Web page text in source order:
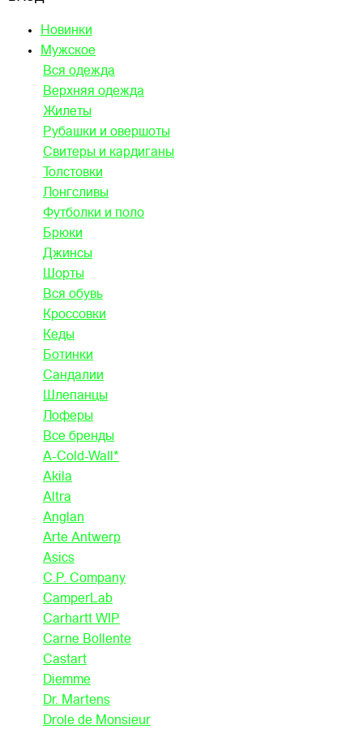
Новинки
Мужское
Вся одежда
Верхняя одежда
Жилеты
Рубашки и овершоты
Свитеры и кардиганы
Толстовки
Лонгсливы
Футболки и поло
Брюки
Джинсы
Шорты
Вся обувь
Кроссовки
Кеды
Ботинки
Сандалии
Шлепанцы
Лоферы
Все бренды
A-Cold-Wall*
Akila
Altra
Anglan
Arte Antwerp
Asics
C.P. Company
CamperLab
Carhartt WIP
Carne Bollente
Castart
Diemme
Dr. Martens
Drole de Monsieur